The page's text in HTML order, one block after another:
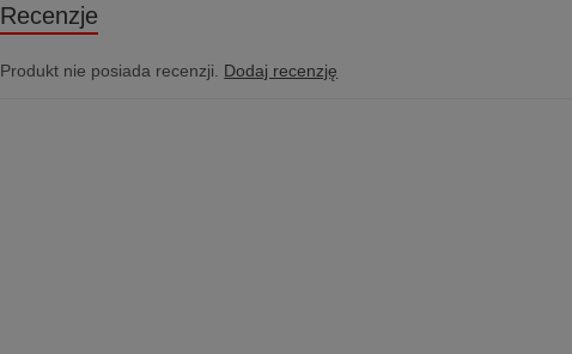
Recenzje
Produkt nie posiada recenzji. Dodaj recenzję